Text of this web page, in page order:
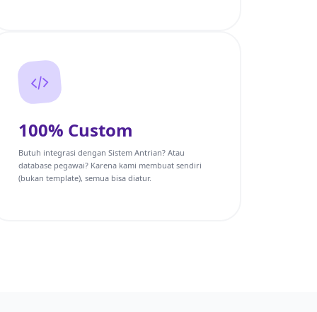
100% Custom
Butuh integrasi dengan Sistem Antrian? Atau
database pegawai? Karena kami membuat sendiri
(bukan template), semua bisa diatur.